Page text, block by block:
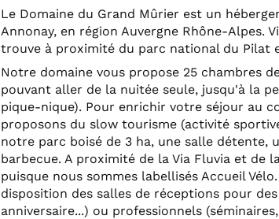
Le Domaine du Grand Mûrier est un
Annonay, en région Auvergne Rhône-Alpes.
trouve à proximité du parc national du Pilat
Notre domaine vous propose 25 chambres
pouvant aller de la nuitée seule, jusqu'à la
pique-nique). Pour enrichir votre séjour au
proposons du slow tourisme (activité
notre parc boisé de 3 ha, une salle détente,
barbecue. A proximité de la Via Fluvia et de
puisque nous sommes labellisés Accueil
disposition des salles de réceptions pour
anniversaire...) ou professionnels